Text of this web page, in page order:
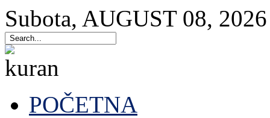
Subota, AUGUST 08, 2026
POČETNA